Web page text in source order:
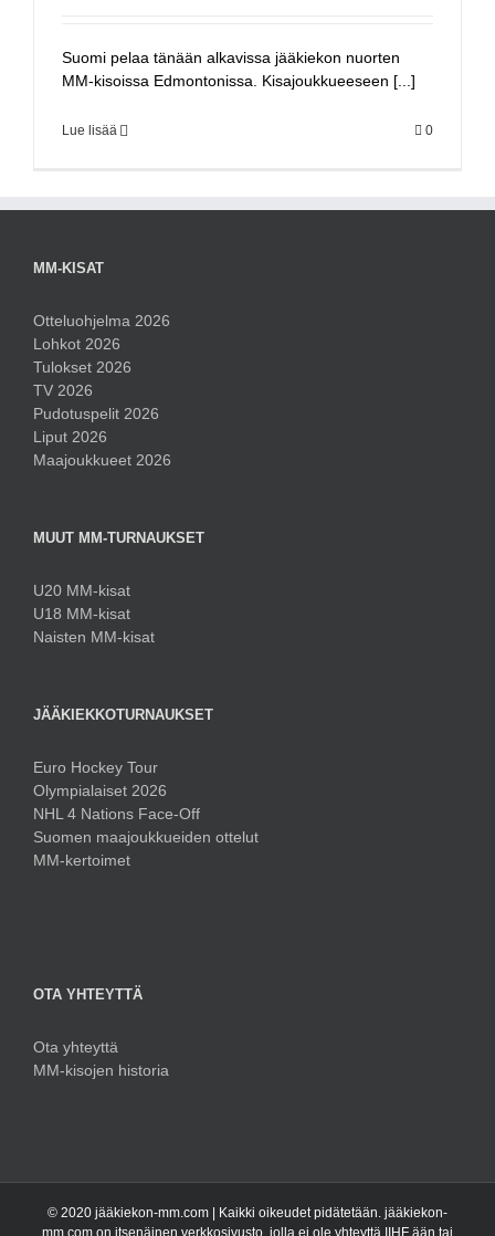
Suomi pelaa tänään alkavissa jääkiekon nuorten
MM-kisoissa Edmontonissa. Kisajoukkueeseen [...]
Lue lisää 0
MM-KISAT
Otteluohjelma 2026
Lohkot 2026
Tulokset 2026
TV 2026
Pudotuspelit 2026
Liput 2026
Maajoukkueet 2026
MUUT MM-TURNAUKSET
U20 MM-kisat
U18 MM-kisat
Naisten MM-kisat
JÄÄKIEKKOTURNAUKSET
Euro Hockey Tour
Olympialaiset 2026
NHL 4 Nations Face-Off
Suomen maajoukkueiden ottelut
MM-kertoimet
OTA YHTEYTTÄ
Ota yhteyttä
MM-kisojen historia
© 2020 jääkiekon-mm.com | Kaikki oikeudet pidätetään. jääkiekon-
mm.com on itsenäinen verkkosivusto, jolla ei ole yhteyttä IIHF ään tai